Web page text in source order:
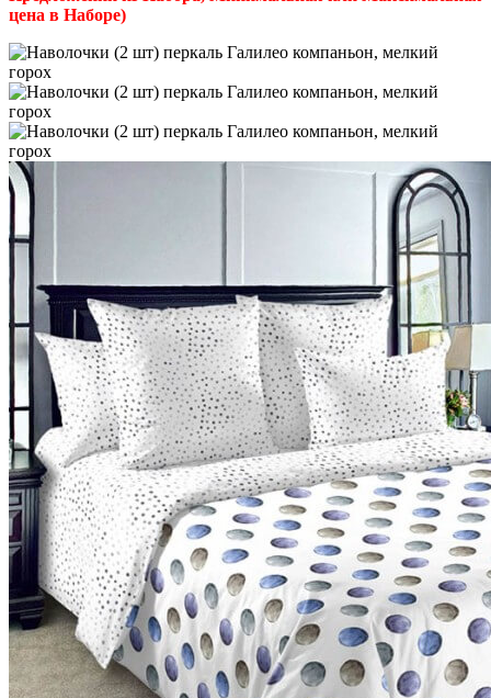
цена в Наборе)